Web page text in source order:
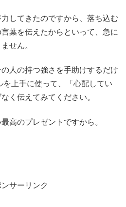
してきたのですから、落ち込む
葉を伝えたからといって、急に
せん。
人の持つ強さを手助けするだけ
上手に使って、「心配してい
く伝えてみてください。
高のプレゼントですから。
ンサーリンク